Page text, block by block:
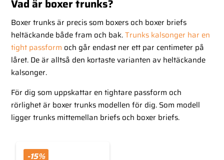
Vad är boxer trunks?
Boxer trunks är precis som boxers och boxer briefs
heltäckande både fram och bak.Trunks kalsonger har en
tight passform och går endast ner ett par centimeter på
låret. De är alltså den kortaste varianten av heltäckande
kalsonger.
För dig som uppskattar en tightare passform och
rörlighet är boxer trunks modellen för dig. Som modell
ligger trunks mittemellan briefs och boxer briefs.
-15%